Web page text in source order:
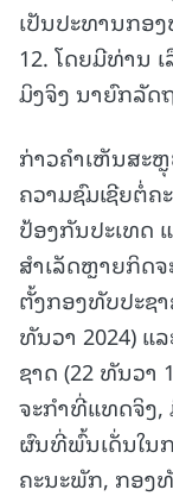
ເປັນປະທານກອ
12. ໂດຍມີທ່ານ
ມິງຈິງ ນາຍົກລັດ
ກ່າວຄຳເຫັນສະ
ຄວາມຊົມເຊີຍຕໍ່
ປ້ອງກັນປະເທດ
ສຳເລັດຫຼາຍກິດ
ຕັ້ງກອງທັບປະຊ
ທັນວາ 2024) ແ
ຊາດ (22 ທັນວາ
ຈະກຳທີ່ແທດຈິງ
ຜົນທີ່ພົ້ນເດັ່ນໃນ
ຄະນະພັກ, ກອງ